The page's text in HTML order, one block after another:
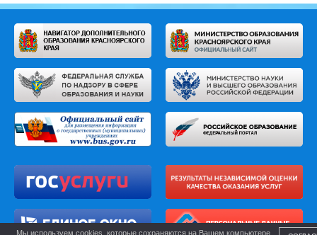
Мы используем cookies, которые сохраняются на Вашем компьютере